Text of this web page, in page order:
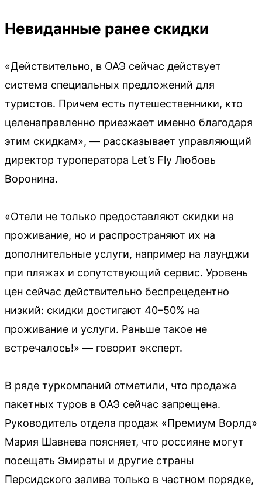
Невиданные ранее скидки
«Действительно, в ОАЭ сейчас действует
система специальных предложений для
туристов. Причем есть путешественники, кто
целенаправленно приезжает именно благодаря
этим скидкам», — рассказывает управляющий
директор туроператора Let’s Fly Любовь
Воронина.
«Отели не только предоставляют скидки на
проживание, но и распространяют их на
дополнительные услуги, например на лаунджи
при пляжах и сопутствующий сервис. Уровень
цен сейчас действительно беспрецедентно
низкий: скидки достигают 40–50% на
проживание и услуги. Раньше такое не
встречалось!» — говорит эксперт.
В ряде туркомпаний отметили, что продажа
пакетных туров в ОАЭ сейчас запрещена.
Руководитель отдела продаж «Премиум Ворлд»
Мария Шавнева поясняет, что россияне могут
посещать Эмираты и другие страны
Персидского залива только в частном порядке,